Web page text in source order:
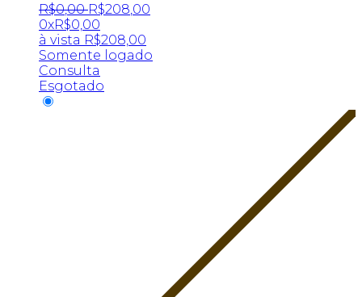
R$0,00 R$208 00
0xR$0,00
à vista R$208,00
Somente logado
Consulta
Esgotado